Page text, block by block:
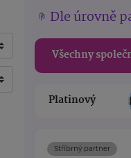
Dle úrovně
Všechny
Platinový
Stříbrný partner